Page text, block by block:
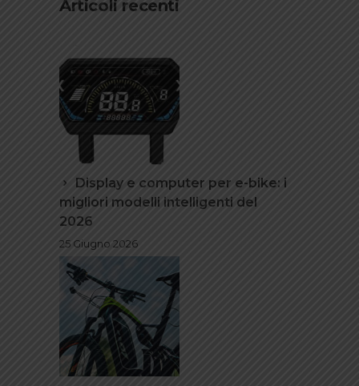
Articoli recenti
Display e computer per e-bike: i
migliori modelli intelligenti del
2026
25 Giugno 2026